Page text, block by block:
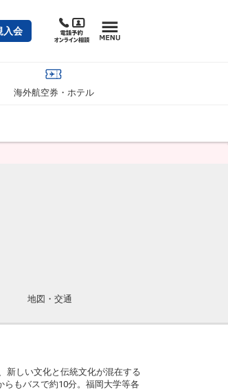
入会
海外航空券・ホテル
地図・交通
新しい文化と伝統文化が混在する
もバスで約10分。福岡大学等各